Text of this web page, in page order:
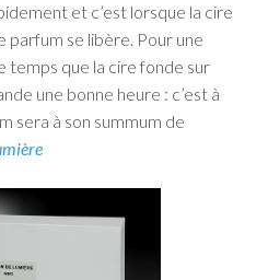
et c’est lorsque la cire
parfum se libère. Pour une
temps que la cire fonde sur
une bonne heure : c’est à
sera à son summum de